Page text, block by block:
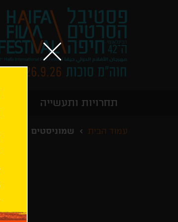
תחרויות ותעשייה
עמוד הבית שמוניסטים